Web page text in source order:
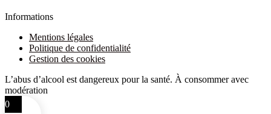
Informations
Mentions légales
Politique de confidentialité
Gestion des cookies
L’abus d’alcool est dangereux pour la santé. À consommer avec
modération
0